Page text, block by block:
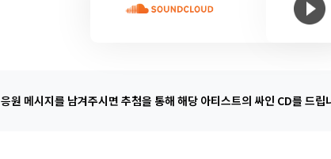
응원 메시지를 남겨주시면 추첨을 통해 해당 아티스트의 싸인 CD를 드립